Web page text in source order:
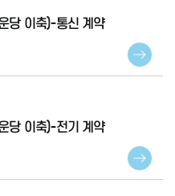
당 이축)-통신 계약
당 이축)-전기 계약